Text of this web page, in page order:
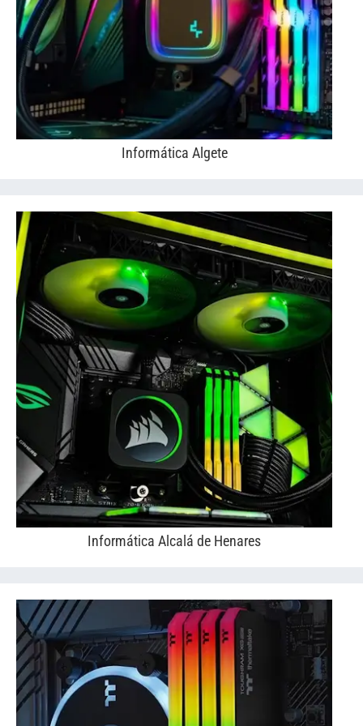
Informática Algete
Informática Alcalá de Henares